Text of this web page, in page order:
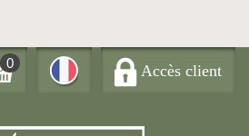
0 Accès client